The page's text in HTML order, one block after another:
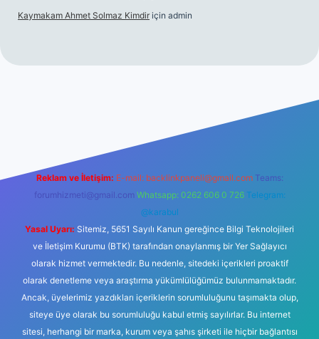
Kaymakam Ahmet Solmaz Kimdir için admin
Reklam ve İletişim: E-mail: backlinkpaneli@gmail.com Teams:
forumhizmeti@gmail.com Whatsapp: 0262 606 0 726 Telegram:
@karabul
Yasal Uyarı: Sitemiz, 5651 Sayılı Kanun gereğince Bilgi Teknolojileri
ve İletişim Kurumu (BTK) tarafından onaylanmış bir Yer Sağlayıcı
olarak hizmet vermektedir. Bu nedenle, sitedeki içerikleri proaktif
olarak denetleme veya araştırma yükümlülüğümüz bulunmamaktadır.
Ancak, üyelerimiz yazdıkları içeriklerin sorumluluğunu taşımakta olup,
siteye üye olarak bu sorumluluğu kabul etmiş sayılırlar. Bu internet
sitesi, herhangi bir marka, kurum veya şahıs şirketi ile hiçbir bağlantısı